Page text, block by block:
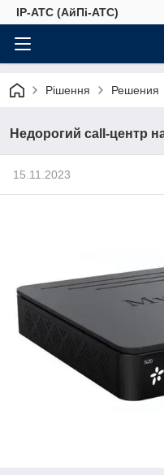
IP-АТС (АйПі-АТС)
Рішення Решения
Недорогий call-центр
15.11.2023